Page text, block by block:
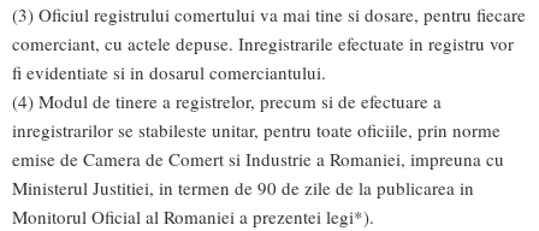
(3) Oficiul registrului comertului va mai tine si dosare, pentru fiecare
comerciant, cu actele depuse. Inregistrarile efectuate in registru vor
fi evidentiate si in dosarul comerciantului.
(4) Modul de tinere a registrelor, precum si de efectuare a
inregistrarilor se stabileste unitar, pentru toate oficiile, prin norme
emise de Camera de Comert si Industrie a Romaniei, impreuna cu
Ministerul Justitiei, in termen de 90 de zile de la publicarea in
Monitorul Oficial al Romaniei a prezentei legi*).